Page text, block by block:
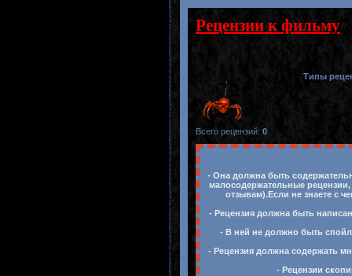
Рецензии к фильму
Типы
Всего рецензий: 0
- Она должна быть
малосодержательные
отзывам).Если не знаете с
- Рецензия должна быть
- В ней не должно быть
- Рецензия должна содержать
- Рецензии